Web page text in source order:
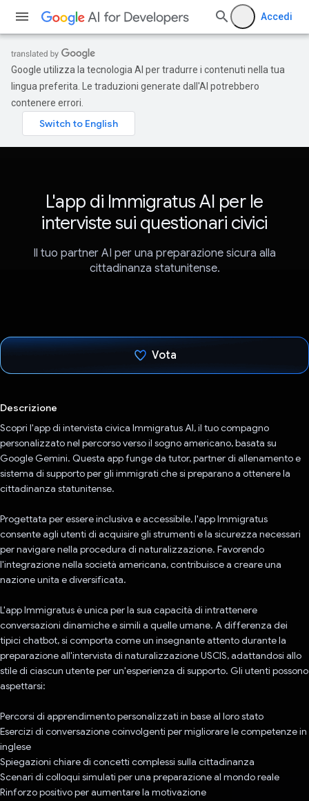
Accedi
Google utilizza la tecnologia AI per tradurre i contenuti nella tua
lingua preferita. Le traduzioni generate dall'AI potrebbero
contenere errori.
L'app di Immigratus AI per le
interviste sui questionari civici
Il tuo partner AI per una preparazione sicura alla
cittadinanza statunitense.
Vota
Descrizione
Scopri l'app di intervista civica Immigratus AI, il tuo compagno
personalizzato nel percorso verso il sogno americano, basata su
Google Gemini. Questa app funge da tutor, partner di allenamento e
sistema di supporto per gli immigrati che si preparano a ottenere la
cittadinanza statunitense.
Progettata per essere inclusiva e accessibile, l'app Immigratus
consente agli utenti di acquisire gli strumenti e la sicurezza necessari
per navigare nella procedura di naturalizzazione. Favorendo
l'integrazione nella società americana, contribuisce a creare una
nazione unita e diversificata.
L'app Immigratus è unica per la sua capacità di intrattenere
conversazioni dinamiche e simili a quelle umane. A differenza dei
tipici chatbot, si comporta come un insegnante attento durante la
preparazione all'intervista di naturalizzazione USCIS, adattandosi allo
stile di ciascun utente per un'esperienza di supporto. Gli utenti possono
aspettarsi:
Percorsi di apprendimento personalizzati in base al loro stato
Esercizi di conversazione coinvolgenti per migliorare le competenze in
inglese
Spiegazioni chiare di concetti complessi sulla cittadinanza
Scenari di colloqui simulati per una preparazione al mondo reale
Rinforzo positivo per aumentare la motivazione